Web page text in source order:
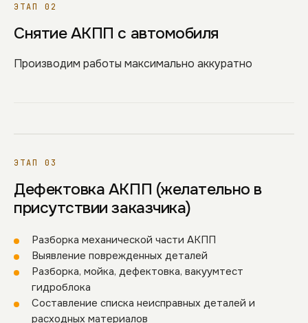
ЭТАП 02
Снятие АКПП с автомобиля
Производим работы максимально аккуратно
ЭТАП 03
Дефектовка АКПП (желательно в
присутствии заказчика)
Разборка механической части АКПП
Выявление поврежденных деталей
Разборка, мойка, дефектовка, вакуумтест
гидроблока
Составление списка неисправных деталей и
расходных материалов